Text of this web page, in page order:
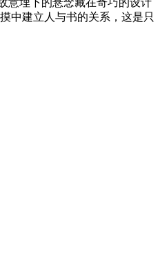
中建立人与书的关系，这是只